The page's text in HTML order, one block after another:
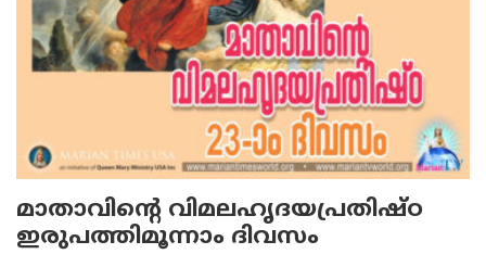
മാതാവിന്റെ വിമലഹൃദയപ്രതിഷ്ഠ
ഇരുപത്തിമൂന്നാം ദിവസം